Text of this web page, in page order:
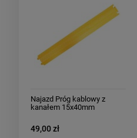
Najazd Próg kablowy z
kanałem 15x40mm
49,00 zł